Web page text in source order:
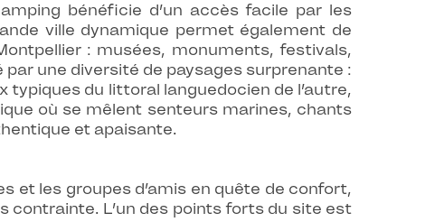
bénéficie d’un accès facile par les
ville dynamique permet également de
: musées, monuments, festivals,
une diversité de paysages surprenante :
typiques du littoral languedocien de l’autre,
où se mêlent senteurs marines, chants
et apaisante.
et les groupes d’amis en quête de confort,
contrainte. L’un des points forts du site est